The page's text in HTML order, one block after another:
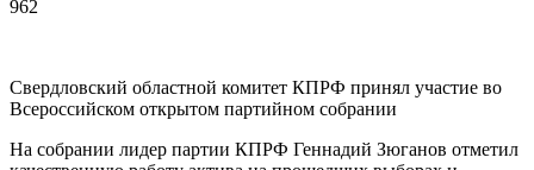
962
Свердловский областной комитет КПРФ принял участие во
Всероссийском открытом партийном собрании
На собрании лидер партии КПРФ Геннадий Зюганов отметил